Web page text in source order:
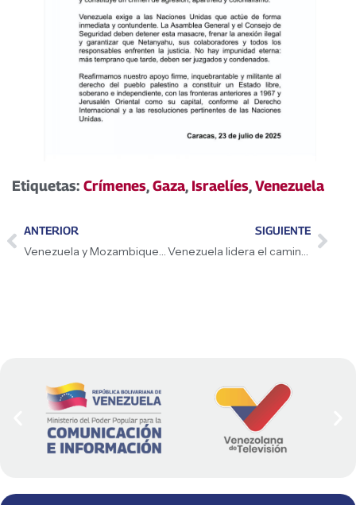
Etiquetas: Crímenes,Gaza, Israelíes,Venezuela
ANTERIOR
Venezuela y Mozambique fortalecen la cooperación energética
SIGUIENTE
Venezuela lidera el camino de la nueva democracia